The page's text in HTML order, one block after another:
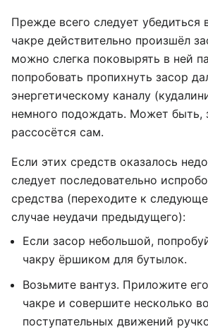
Прежде всего следует убедиться
чакре действительно произшёл
можно слегка поковырять в ней
попробовать пропихнуть засор
энергетическому каналу
немного подождать. Может быть,
рассосётся сам.
Если этих средств оказалось
следует последовательно
средства (переходите к
случае неудачи предыдущего):
Если засор небольшой,
чакру ёршиком для бутылок.
Возьмите вантуз. Приложите
чакре и совершите несколько
поступательных движений